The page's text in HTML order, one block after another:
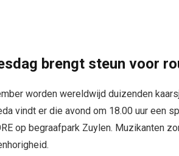
brengt steun voor
worden wereldwijd duizenden
vindt er die avond om 18.00 uur een
op begraafpark Zuylen. Muzikanten